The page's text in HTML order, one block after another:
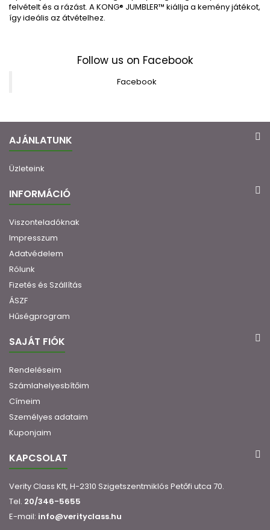
felvételt és a rázást. A KONG® JUMBLER™ kiállja a kemény játékot,
így ideális az átvételhez.
Follow us on Facebook
Facebook
AJÁNLATUNK
Üzleteink
INFORMÁCIÓ
Viszonteladóknak
Impresszum
Adatvédelem
Rólunk
Fizetés és Szállítás
ÁSZF
Hűségprogram
SAJÁT FIÓK
Rendeléseim
Számlahelyesbítőim
Címeim
Személyes adataim
Kuponjaim
KAPCSOLAT
Verity Class Kft, H-2310 Szigetszentmiklós Petőfi utca 70.
Tel. 20/346-5655
E-mail: info@verityclass.hu